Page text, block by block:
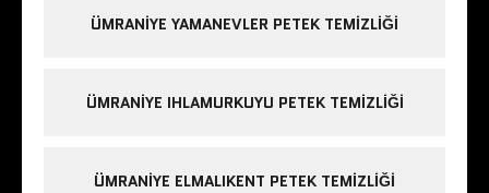
ÜMRANIYE YAMANEVLER PETEK TEMIZLIĞI
ÜMRANIYE IHLAMURKUYU PETEK TEMIZLIĞI
ÜMRANIYE ELMALIKENT PETEK TEMIZLIĞI